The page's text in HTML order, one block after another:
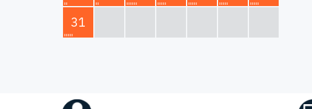
31